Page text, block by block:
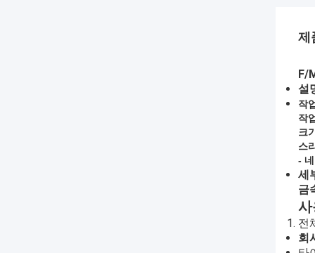
제
F/
설
작
작
크
스
- 네
세
금
전
회